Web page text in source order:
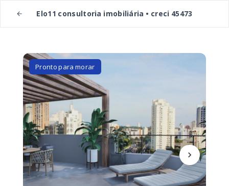
Elo11 consultoria imobiliária • creci 45473
Pronto para morar